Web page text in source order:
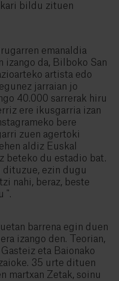
bildu zituen
emanaldia
izango da, Bilboko San
artista edo
jarraian jo
40.000 sarrerak hiru
ere ikusgarria izan
bere
zuen agertoki
aldiz Euskal
beteko du estadio bat.
dituzue, ezin dugu
nahi, beraz, beste
".
barrena egin duen
izango den. Teorian,
eta Baionako
35 urte dituen
martxan Zetak, soinu